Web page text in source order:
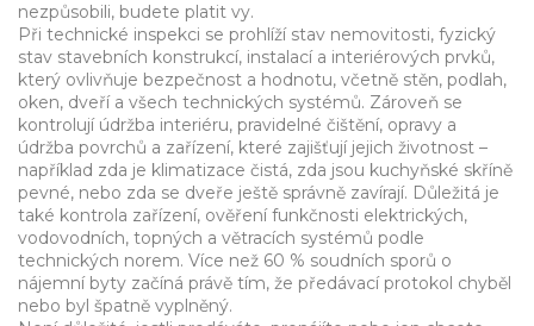
nezpůsobili, budete platit vy.
Při technické inspekci se prohlíží stav nemovitosti, fyzický
stav stavebních konstrukcí, instalací a interiérových prvků,
který ovlivňuje bezpečnost a hodnotu, včetně stěn, podlah,
oken, dveří a všech technických systémů. Zároveň se
kontrolují údržba interiéru, pravidelné čištění, opravy a
údržba povrchů a zařízení, které zajišťují jejich životnost –
například zda je klimatizace čistá, zda jsou kuchyňské skříně
pevné, nebo zda se dveře ještě správně zavírají. Důležitá je
také kontrola zařízení, ověření funkčnosti elektrických,
vodovodních, topných a větracích systémů podle
technických norem. Více než 60 % soudních sporů o
nájemní byty začíná právě tím, že předávací protokol chyběl
nebo byl špatně vyplněný.